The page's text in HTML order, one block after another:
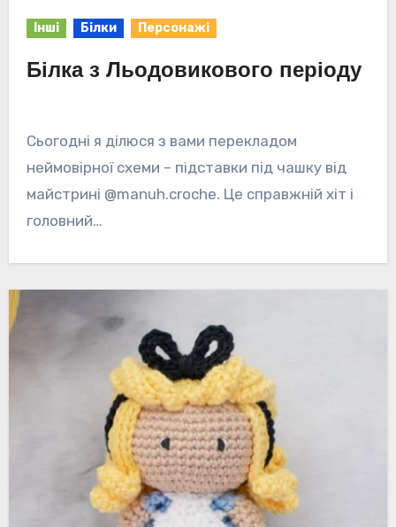
Інші Білки Персонажі
Білка з Льодовикового періоду
Сьогодні я ділюся з вами перекладом
неймовірної схеми – підставки під чашку від
майстрині @manuh.croche. Це справжній хіт і
головний…